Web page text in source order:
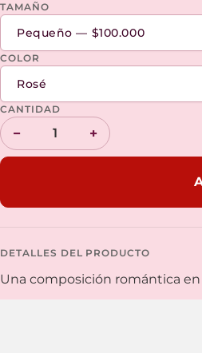
TAMAÑO
COLOR
CANTIDAD
− +
DETALLES DEL PRODUCTO
Una composición romántica